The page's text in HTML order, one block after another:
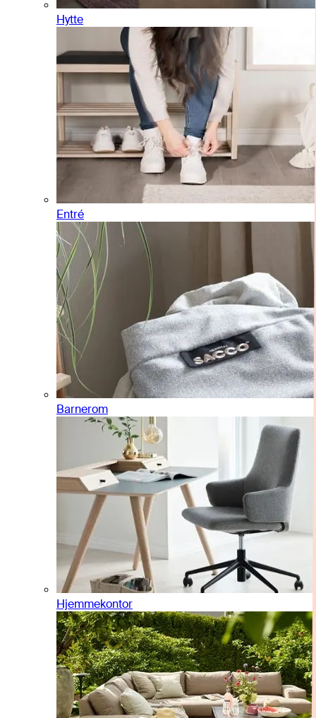
Hytte
Entré
Barnerom
Hjemmekontor